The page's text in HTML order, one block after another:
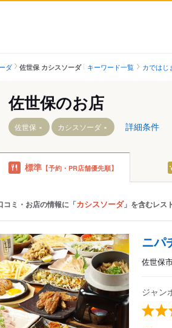
ダ 佐世保 カシスソーダ キーワード一覧 カではじ
三河内駅
塔駅
宇駅
世保駅
ウステンボス駅
風崎駅
井駅
相浦駅
大学駅
上相浦駅
本山駅
中里駅
皆瀬駅
佐世保のお店
佐世保 カシスソーダ 詳細条件
標準 【予約・PR店舗優先順】
コミ・お店の情報に「カシスソーダ」を含むレス
ニパ
佐世保
ジャン